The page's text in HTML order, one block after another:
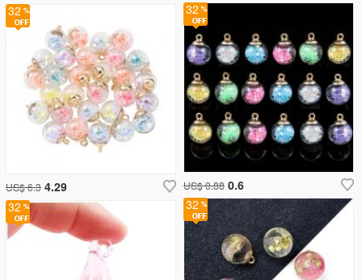
32
32
US$ 6.3 4.29
32
US$ 0.88 0.6
32